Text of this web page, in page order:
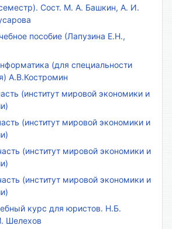
Сост. М. А. Башкин, А. И.
пособие (Лапузина Е.Н.,
(для специальности
А.В.Костромин
(институт мировой экономики и
(институт мировой экономики и
(институт мировой экономики и
(институт мировой экономики и
курс для юристов. Н.Б.
Шелехов